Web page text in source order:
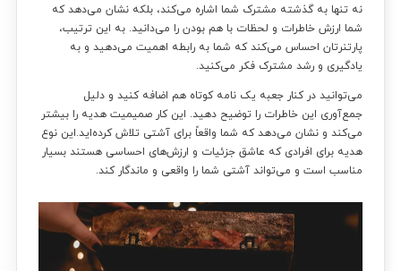
نه تنها به گذشته مشترک شما اشاره می‌کند، بلکه نشان می‌دهد که
شما ارزش خاطرات و لحظات با هم بودن را می‌دانید. به این ترتیب،
پارتنرتان احساس می‌کند که شما به رابطه اهمیت می‌دهید و به
یادگیری و رشد مشترک فکر می‌کنید.
می‌توانید در کنار جعبه یک نامه کوتاه هم اضافه کنید و دلیل
جمع‌آوری این خاطرات را توضیح دهید. این کار صمیمیت هدیه را بیشتر
می‌کند و نشان می‌دهد که شما واقعاً برای آشتی تلاش کرده‌اید.این نوع
هدیه برای افرادی که عاشق جزئیات و ارزش‌های احساسی هستند بسیار
مناسب است و می‌تواند آشتی شما را واقعی و ماندگار کند.